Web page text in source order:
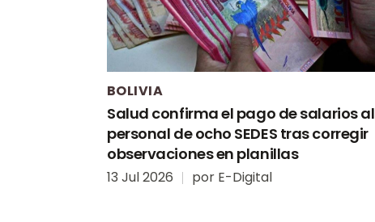
BOLIVIA
Salud confirma el pago de salarios al
personal de ocho SEDES tras corregir
observaciones en planillas
13 Jul 2026 por E-Digital